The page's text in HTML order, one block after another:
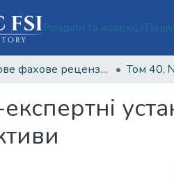
Розділи та колекції
Наукове фахове рецензоване видання відкритого доступу "Теорія та практика судової експертизи і криміналістики" Том 40,